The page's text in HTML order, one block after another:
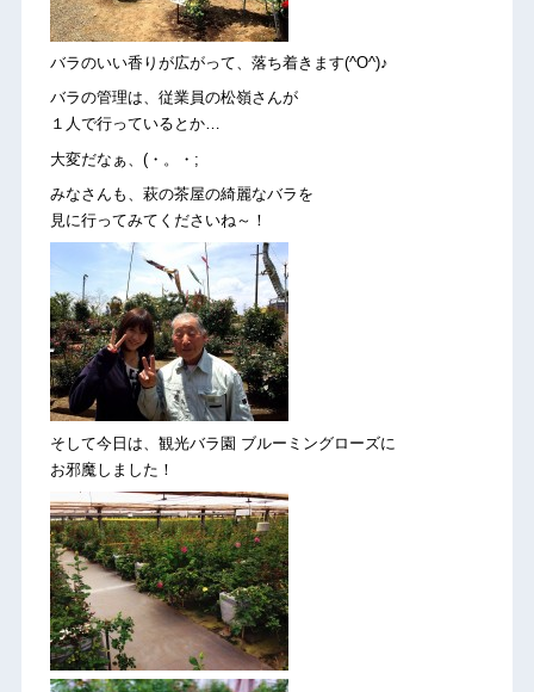
バラのいい香りが広がって、落ち着きます(^O^)♪
バラの管理は、従業員の松嶺さんが
１人で行っているとか…
大変だなぁ、(・。・;
みなさんも、萩の茶屋の綺麗なバラを
見に行ってみてくださいね～！
そして今日は、観光バラ園 ブルーミングローズに
お邪魔しました！